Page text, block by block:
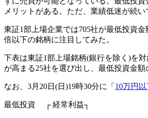
メリットがある。ただ、業績低迷が続
東証1部上場企業では705社が最低投資
倍以下の銘柄に注目してみた。
下表は東証1部上場銘柄(銀行を除く)を
が高まる25社を選び出し、最低投資金
なお、3月20日(日)19時30分に「 10万円
最低投資 ┌ 経常利益┐